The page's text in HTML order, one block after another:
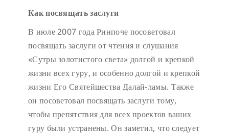
Как посвящать заслуги
В июле 2007 года Ринпоче посоветовал
посвящать заслуги от чтения и слушания
«Сутры золотистого света» долгой и крепкой
жизни всех гуру, и особенно долгой и крепкой
жизни Его Святейшества Далай-ламы. Также
он посоветовал посвящать заслуги тому,
чтобы препятствия для всех проектов ваших
гуру были устранены. Он заметил, что следует